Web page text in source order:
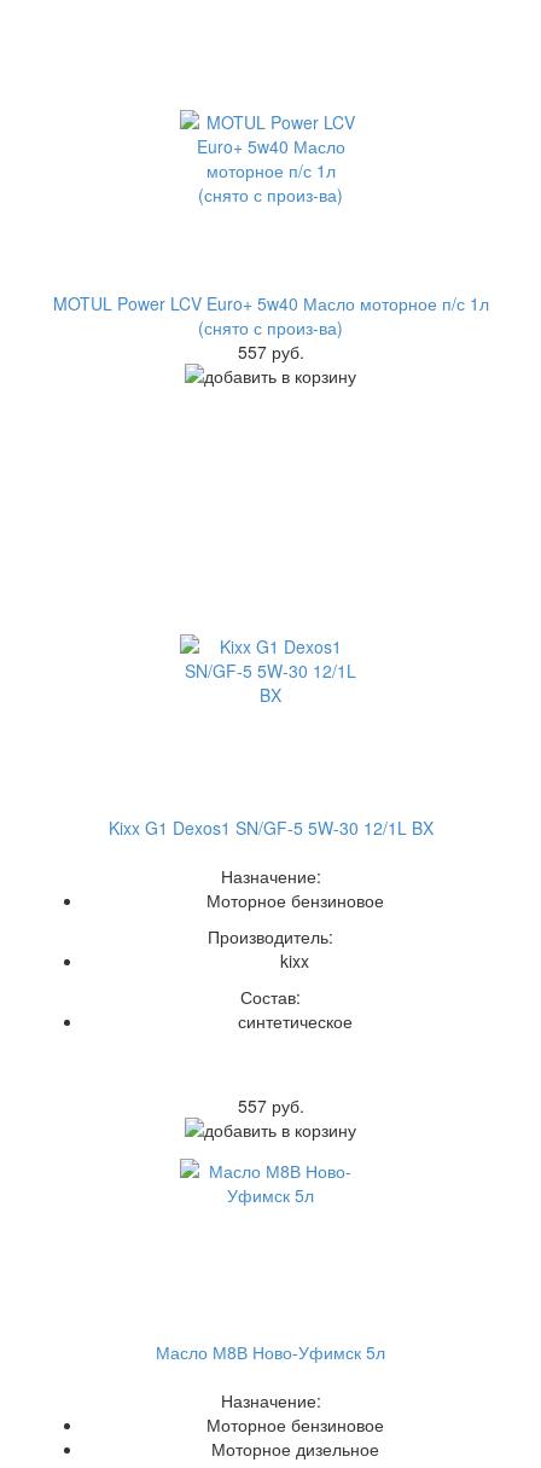
MOTUL Power LCV Euro+ 5w40 Масло моторное п/с 1л
(снято с произ-ва)
557 руб.
Kixx G1 Dexos1 SN/GF-5 5W-30 12/1L BX
Назначение:
Моторное бензиновое
Производитель:
kixx
Состав:
синтетическое
557 руб.
Масло М8В Ново-Уфимск 5л
Назначение:
Моторное бензиновое
Моторное дизельное